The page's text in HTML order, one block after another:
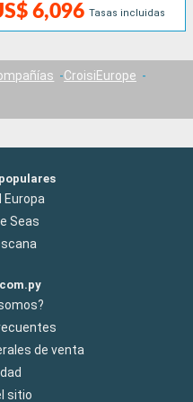
6,096 Tasas incluidas
CroisiEurope
Europa
Seas
de venta
sitio